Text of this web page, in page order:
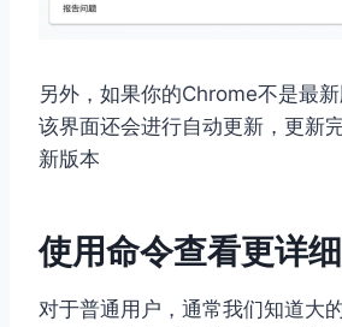
另外，如果你的Chrome不是最
该界面还会进行自动更新，更新
新版本
使用命令查看更详
对于普通用户，通常我们知道大